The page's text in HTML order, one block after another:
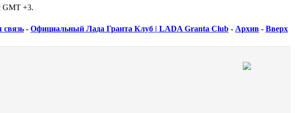
GMT +3.
связь - Официальный Лада Гранта Клуб | LADA Granta Club - Архив - Вверх